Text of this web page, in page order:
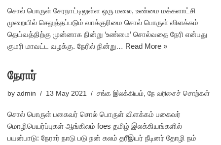
சொல் பொருள் சேரநாட்டிலுள்ள ஒரு மலை, உண்மை மக்களாட்சி
முறையில் செலுத்தப்படும் வாக்குரிமை சொல் பொருள் விளக்கம்
தெய்வத்திற்கு முன்னாக நின்று ‘உண்மை’ சொல்வதை நேரி என்பது
குமரி மாவட்ட வழக்கு. நேரில் நின்று… Read More »
நேரார்
by admin 13 May 2021 சங்க இலக்கியம், நே வரிசைச் சொற்கள்
சொல் பொருள் பகைவர் சொல் பொருள் விளக்கம் பகைவர்
மொழிபெயர்ப்புகள் ஆங்கிலம் foes தமிழ் இலக்கியங்களில்
பயன்பாடு: நேரார் நாடு படு நன் கலம் தரீஇயர் நீடினர் தோழி நம்